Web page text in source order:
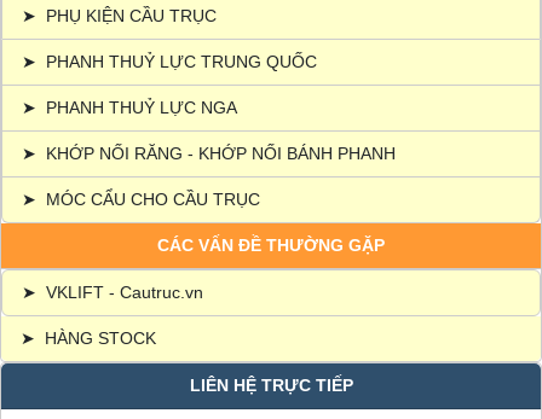
➤ PHỤ KIỆN CẦU TRỤC
➤ PHANH THUỶ LỰC TRUNG QUỐC
➤ PHANH THUỶ LỰC NGA
➤ KHỚP NỐI RĂNG - KHỚP NỐI BÁNH PHANH
➤ MÓC CẨU CHO CẦU TRỤC
CÁC VẤN ĐỀ THƯỜNG GẶP
➤ VKLIFT - Cautruc.vn
➤ HÀNG STOCK
LIÊN HỆ TRỰC TIẾP